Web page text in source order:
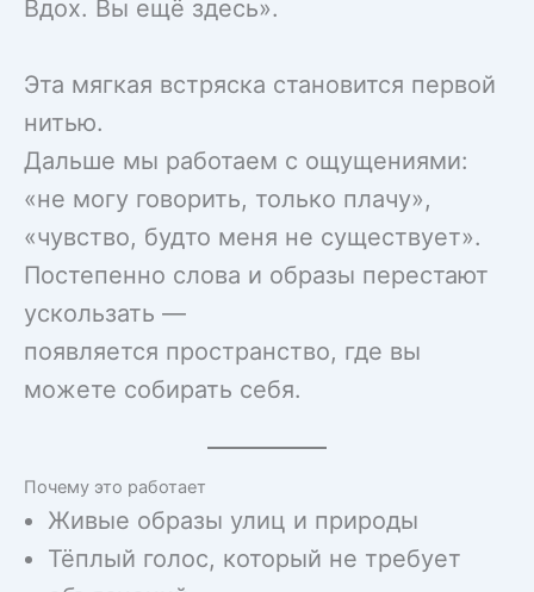
Вдох. Вы ещё здесь».
Эта мягкая встряска становится первой
нитью.
Дальше мы работаем с ощущениями:
«не могу говорить, только плачу»,
«чувство, будто меня не существует».
Постепенно слова и образы перестают
ускользать —
появляется пространство, где вы
можете собирать себя.
Почему это работает
Живые образы улиц и природы
Тёплый голос, который не требует